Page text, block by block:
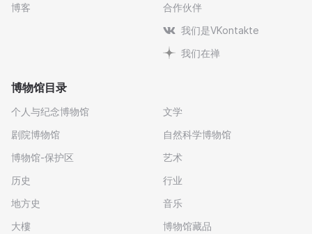
博客
合作伙伴
我们是VKontakte
我们在禅
博物馆目录
个人与纪念博物馆
剧院博物馆
博物馆-保护区
历史
地方史
大樓
文学
自然科学博物馆
艺术
行业
音乐
博物馆藏品